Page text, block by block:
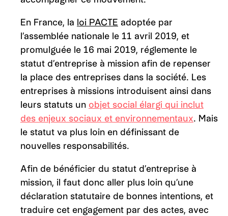
En France, la loi PACTE adoptée par
l’assemblée nationale le 11 avril 2019, et
promulguée le 16 mai 2019, réglemente le
statut d’entreprise à mission afin de repenser
la place des entreprises dans la société. Les
entreprises à missions introduisent ainsi dans
leurs statuts un objet social élargi qui inclut
des enjeux sociaux et environnementaux. Mais
le statut va plus loin en définissant de
nouvelles responsabilités.
Afin de bénéficier du statut d’entreprise à
mission, il faut donc aller plus loin qu’une
déclaration statutaire de bonnes intentions, et
traduire cet engagement par des actes, avec